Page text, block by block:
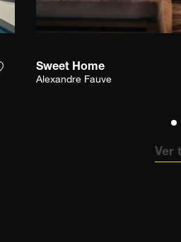
Agrega la fotografía a mi lista de
Sweet Home
Alexandre Fauve
Ver